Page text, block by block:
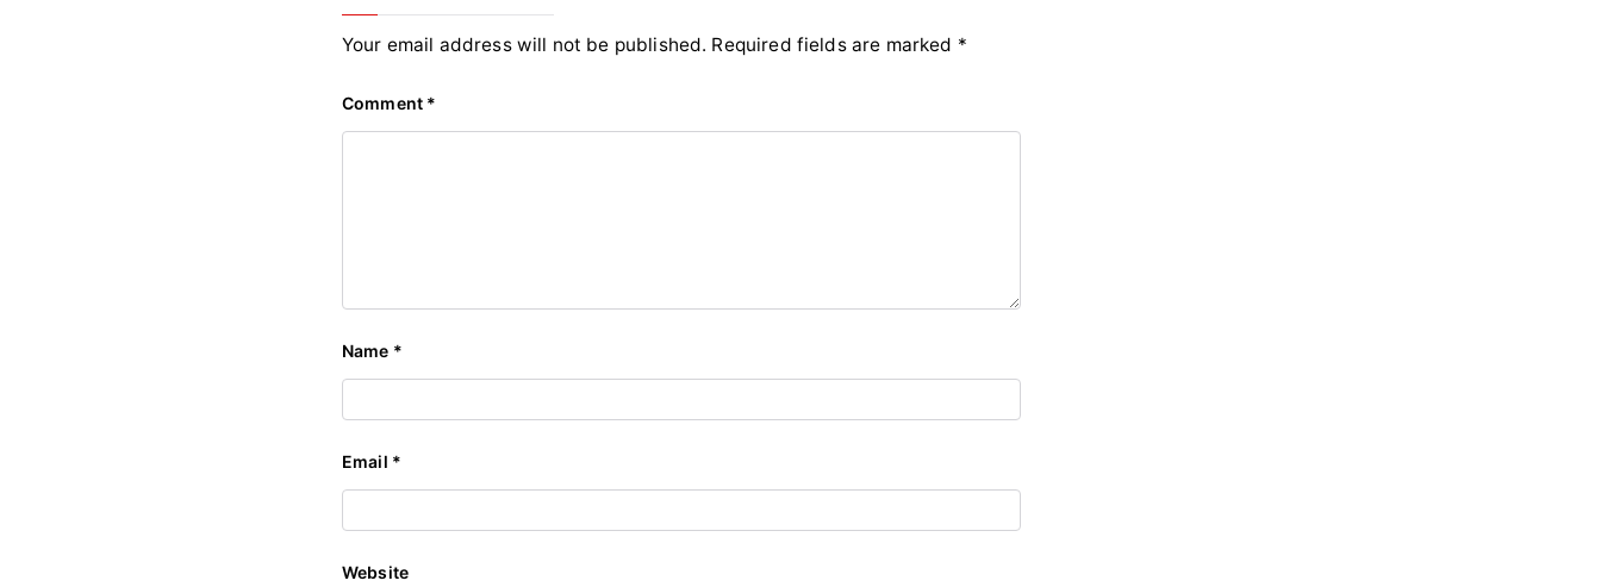
Your email address will not be published. Required fields are marked *
Comment *
Name *
Email *
Website